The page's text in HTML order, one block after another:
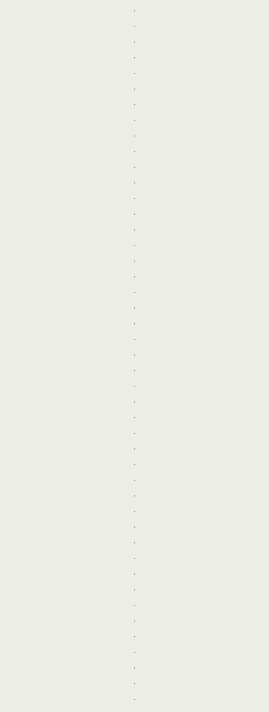
.
.
.
.
.
.
.
.
.
.
.
.
.
.
.
.
.
.
.
.
.
.
.
.
.
.
.
.
.
.
.
.
.
.
.
.
.
.
.
.
.
.
.
.
.